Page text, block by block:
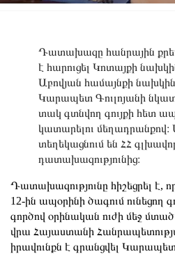
Դատախազը հանրային
է հարուցել Կոտայքի
Աբովյան համայնքի
Կարապետ Գուլոյանի
տակ գտնվող գույքի հետ
կատարելու մեղադրանքով։
տեղեկացնում են ՀՀ
դատախազությունից։
Դատախազությունը հիշեցրել է,
12-ին ապօրինի ծագում ունեցող
գործով օրինական ուժի մեջ
վրա Հայաստանի
իրավունքն է գրանցվել